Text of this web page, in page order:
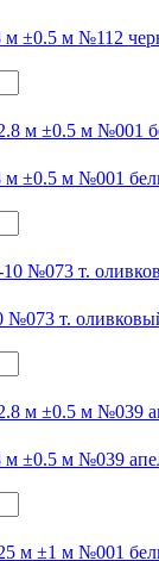
м ±0.5 м №112
м ±0.5 м №001
№073 т.
±0.5 м №039